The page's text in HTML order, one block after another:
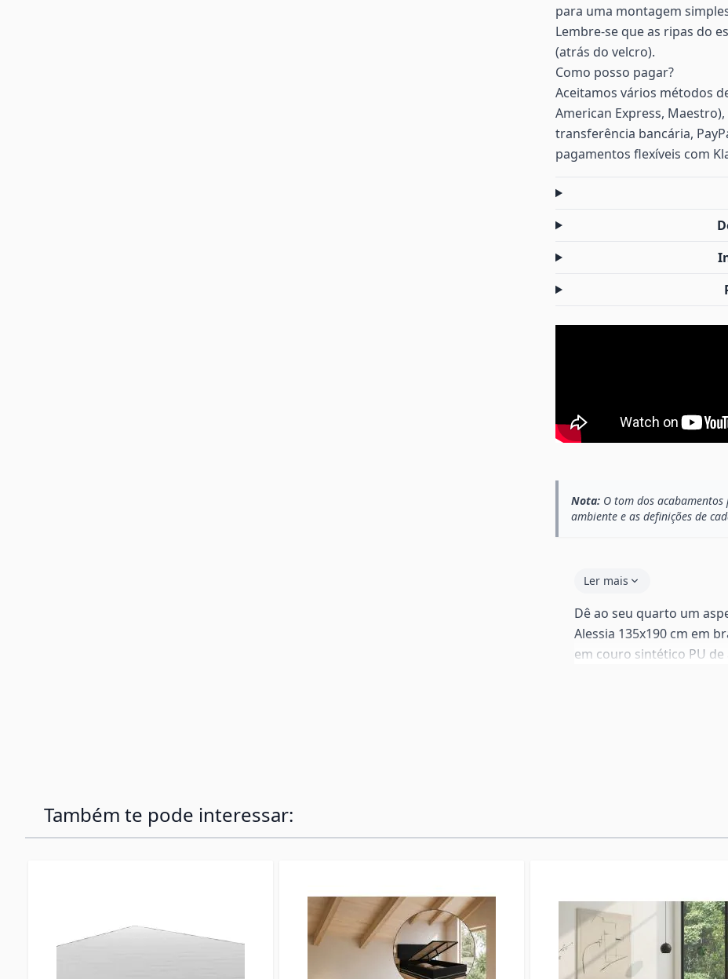
para uma montagem
Lembre-se que as ripas do
(atrás do velcro).
Como posso pagar?
Aceitamos vários métodos
American Express, Maestro),
transferência bancária,
pagamentos flexíveis com
Nota: O tom dos
ambiente e as definições de
Ler mais
Dê ao seu quarto um
Alessia 135x190 cm em
em couro sintético PU
Também te pode interessar: